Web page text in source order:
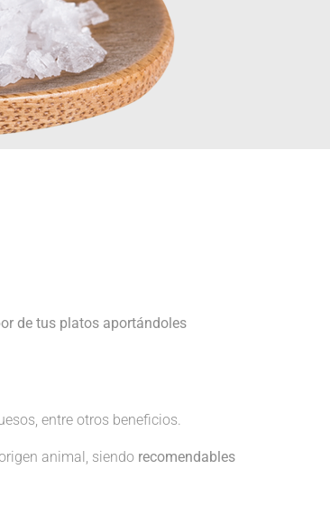
de tus platos aportándoles
entre otros beneficios.
animal, siendo recomendables